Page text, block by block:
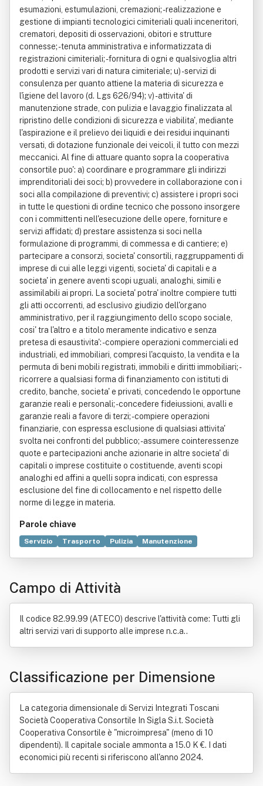
Parole chiave
Servizio Trasporto Pulizia
Manutenzione
Ospedale
Riciclaggio dei rifiuti
Campo di Attività
Il codice 82.99.99 (ATECO) descrive l'attività come: Tutti gli
altri servizi vari di supporto alle imprese n.c.a..
Classificazione per Dimensione
La categoria dimensionale di Servizi Integrati Toscani
Società Cooperativa Consortile In Sigla S.i.t. Società
Cooperativa Consortile è "microimpresa" (meno di 10
dipendenti). Il capitale sociale ammonta a 15.0 K €. I dati
economici più recenti si riferiscono all'anno 2024.